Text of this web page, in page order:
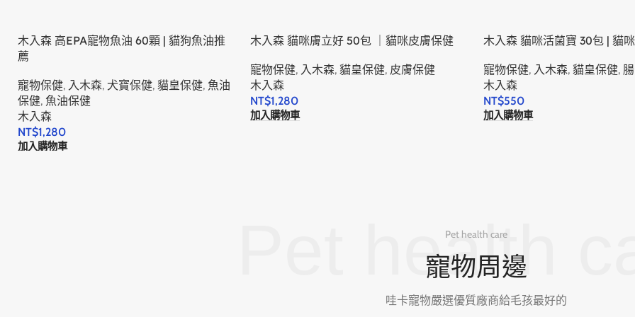
木入森 高EPA寵物魚油 60顆 | 貓狗魚油推
薦
寵物保健, 入木森, 犬寶保健, 貓皇保健, 魚油
保健, 魚油保健
木入森
NT$1,280
加入購物車
木入森 貓咪膚立好 50包 ｜貓咪皮膚保健
寵物保健, 入木森, 貓皇保健, 皮膚保健
木入森
NT$1,280
加入購物車
木入森 貓咪活菌寶 30包 | 貓
寵物保健, 入木森, 貓皇保健,
木入森
NT$550
加入購物車
Pet health
Pet health care
寵物周邊
哇卡寵物嚴選優質廠商給毛孩最好的